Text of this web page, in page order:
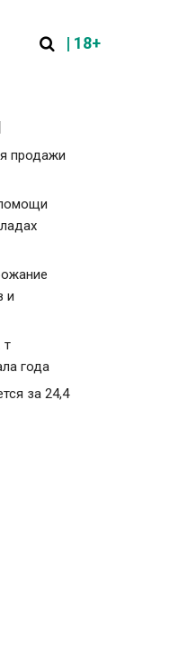
| 18+
продажи
и
т
года
за 24,4